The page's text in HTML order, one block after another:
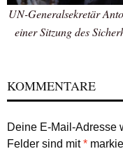
UN-Generalsekretär
einer Sitzung des
KOMMENTARE
Deine E-Mail-Adresse
Felder sind mit*